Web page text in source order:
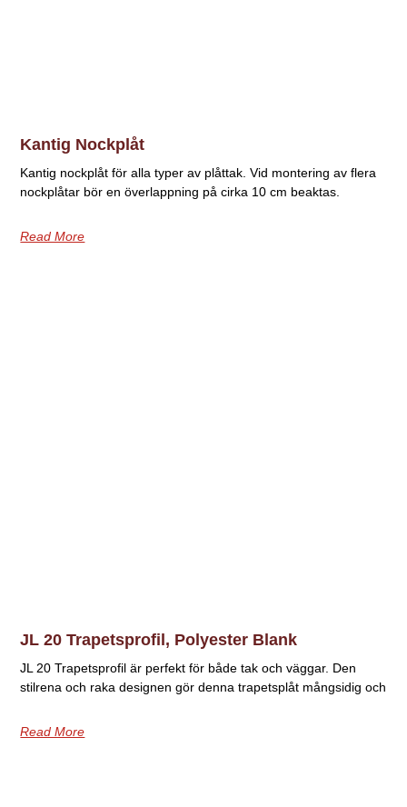
Kantig Nockplåt
Kantig nockplåt för alla typer av plåttak. Vid montering av flera
nockplåtar bör en överlappning på cirka 10 cm beaktas.
Read More
JL 20 Trapetsprofil, Polyester Blank
JL 20 Trapetsprofil är perfekt för både tak och väggar. Den
stilrena och raka designen gör denna trapetsplåt mångsidig och
Read More